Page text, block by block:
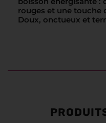
rouges et une touche
Doux, onctueux et